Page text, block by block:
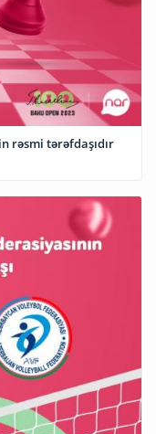
rəsmi tərəfdaşıdır